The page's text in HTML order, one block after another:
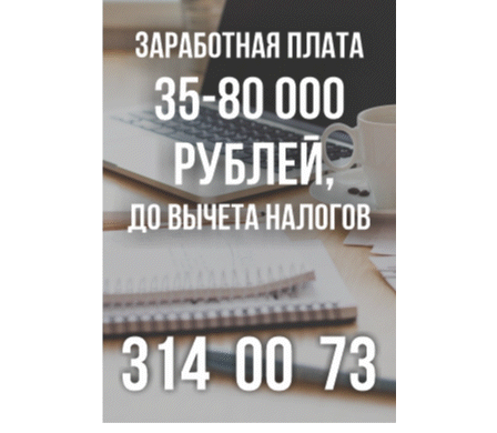
«Мамкиных грабителей» задержали за кражу с
пистолетом в Новосибирске
Царь-томат из Новосибирска побил рекорд России по